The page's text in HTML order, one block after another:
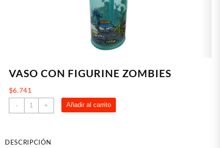
VASO CON FIGURINE ZOMBIES
$6.741
-
VASO
CON
cantidad
+ Añadir al carrito
DESCRIPCIÓN